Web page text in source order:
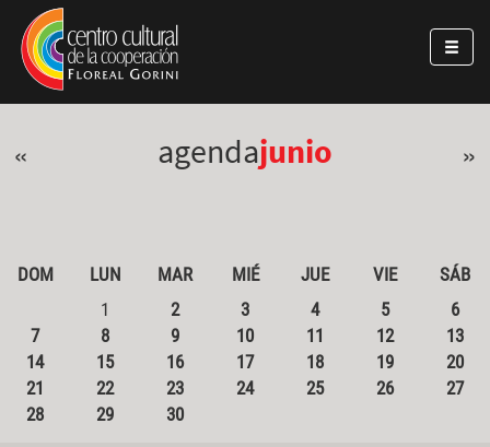
Pasar al contenido principal
Jump to main content
« agendajunio »
DOM LUN MAR MIÉ JUE VIE
SÁB
1
2 3 4 5
6
7
8 9 10 11 12
13
14
15 16 17 18 19
20
21
22 23 24 25 26
27
28
29 30